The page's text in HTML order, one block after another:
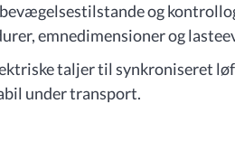
og
emnedimensioner og
taljer til synkroniseret
under transport.